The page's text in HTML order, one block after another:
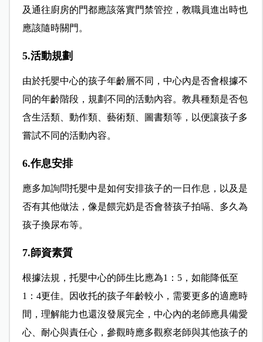
及通往廚房的門都應該落實門禁管控，教職員進出時也
應該隨時關門。
5.活動規劃
由於托嬰中心的孩子年齡層不同，中心內是否會根據不
同的年齡階段，規劃不同的活動內容。教具種類是否包
含生活類、動作類、藝術類、圖書類等，以便讓孩子多
嘗試不同的活動內容。
6.作息安排
應多加詢問托嬰中是如何安排孩子的一日作息，以及是
否有其他做法，像是餵完奶是否會替孩子拍嗝、多久為
孩子換尿布等。
7.師資素質
根據法規，托嬰中心的師生比應為1：5，如能降低至
1：4更佳。因收托的孩子年齡較小，需要更多的適應時
間，理解能力也還沒發展完全，中心內的老師應具備愛
心、耐心與責任心，參觀時應多觀察老師與其他孩子的